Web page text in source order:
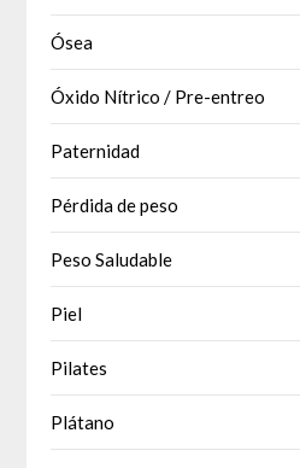
Ósea
Óxido Nítrico / Pre-entreo
Paternidad
Pérdida de peso
Peso Saludable
Piel
Pilates
Plátano